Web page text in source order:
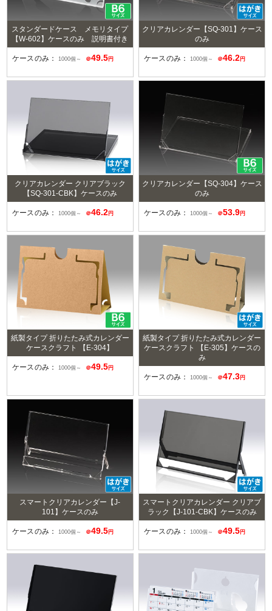
スタンダードケース メモリタイプ
【W-602】ケースのみ 説明書付き
ケースのみ： 1000個～ ＠49.5 円
クリアカレンダー【SQ-301】ケース
のみ
ケースのみ： 1000個～ ＠46.2 円
クリアカレンダー クリアブラック
【SQ-301-CBK】ケースのみ
ケースのみ： 1000個～ ＠46.2 円
クリアカレンダー【SQ-304】ケース
のみ
ケースのみ： 1000個～ ＠53.9 円
紙製タイプ 折りたたみ式カレンダー
ケースクラフト 【E-304】
ケースのみ： 1000個～ ＠49.5 円
紙製タイプ 折りたたみ式カレンダー
ケースクラフト 【E-305】ケースの
み
ケースのみ： 1000個～ ＠47.3 円
スマートクリアカレンダー【J-
101】ケースのみ
ケースのみ： 1000個～ ＠49.5 円
スマートクリアカレンダー クリアブ
ラック【J-101-CBK】ケースのみ
ケースのみ： 1000個～ ＠49.5 円